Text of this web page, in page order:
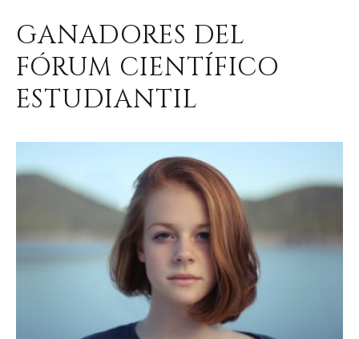
GANADORES DEL
FÓRUM CIENTÍFICO
ESTUDIANTIL